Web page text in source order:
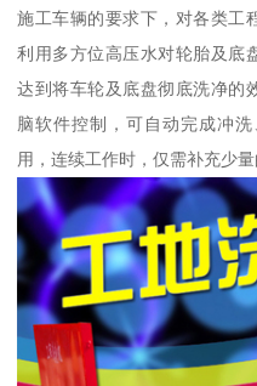
施工车辆的要求下，对各类工
利用多方位高压水对轮胎及底
达到将车轮及底盘彻底洗净的
脑软件控制，可自动完成冲
用，连续工作时，仅需补充少